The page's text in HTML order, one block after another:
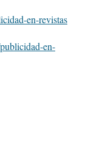
en-revistas
en-